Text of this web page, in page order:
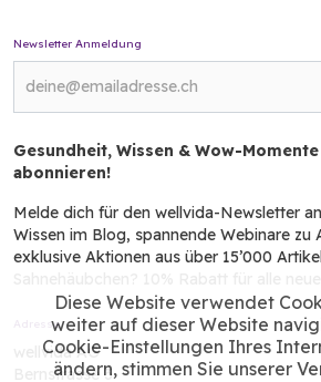
Diese Website verwendet
weiter auf dieser Website
Cookie-Einstellungen Ihres
ändern, stimmen Sie unserer
Newsletter Anmeldung
Gesundheit, Wissen & Wow-
abonnieren!
Melde dich für den wellvida-Newsletter
Wissen im Blog, spannende Webinare zu
exklusive Aktionen aus über 15’000
Adresse
wellvida AG
Bernstrasse 3